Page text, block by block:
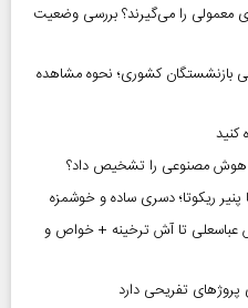
معمولی را می‌گیرند؟ بررسی وضعیت
۷۵ میلیون تومانی بازنشستگان کشوری؛ نحوه مشاهده
هوش مصنوعی را تشخیص داد؟
ریکوتا؛ دسری ساده و خوشمزه
عباسعلی تا آش ترخینه + خواص و
پروژهای تفریحی دارد